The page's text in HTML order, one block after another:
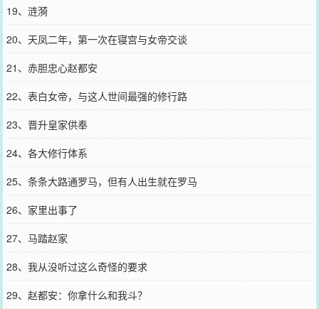
19、涟漪
20、天凤二年，第一次在寝宫与女帝交谈
21、赤胆忠心赵都安
22、表白女帝，与这人世间最强的修行路
23、晋升皇家供奉
24、各大修行体系
25、条条大路通罗马，但有人出生就在罗马
26、家里出事了
27、马踏赵家
28、我从没听过这么奇怪的要求
29、赵都安：你拿什么和我斗？